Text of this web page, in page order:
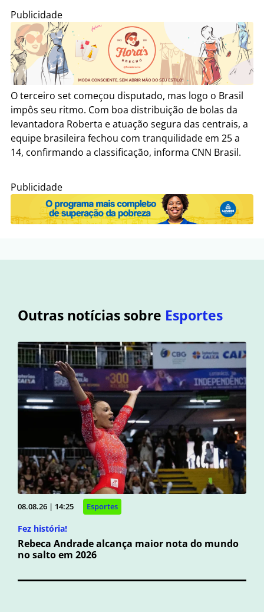
Publicidade
O terceiro set começou disputado, mas logo o Brasil
impôs seu ritmo. Com boa distribuição de bolas da
levantadora Roberta e atuação segura das centrais, a
equipe brasileira fechou com tranquilidade em 25 a
14, confirmando a classificação, informa CNN Brasil.
Publicidade
Outras notícias sobre Esportes
08.08.26 | 14:25 Esportes
Fez história!
Rebeca Andrade alcança maior nota do mundo
no salto em 2026